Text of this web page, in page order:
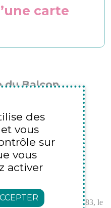
carte
du Balcon
00 80
de diffusion fondé en 1983, le
des
vous
sur
vous
activer